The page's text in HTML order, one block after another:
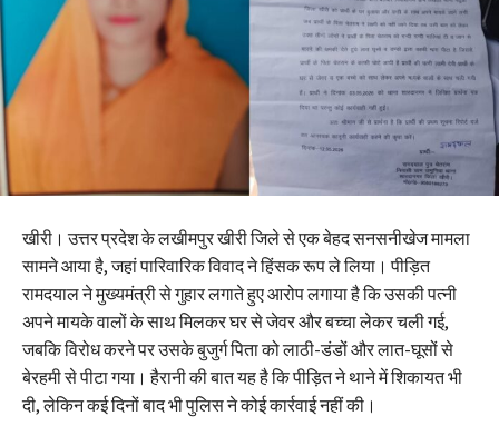
खीरी। उत्तर प्रदेश के लखीमपुर खीरी जिले से एक बेहद सनसनीखेज मामला
सामने आया है, जहां पारिवारिक विवाद ने हिंसक रूप ले लिया। पीड़ित
रामदयाल ने मुख्यमंत्री से गुहार लगाते हुए आरोप लगाया है कि उसकी पत्नी
अपने मायके वालों के साथ मिलकर घर से जेवर और बच्चा लेकर चली गई,
जबकि विरोध करने पर उसके बुजुर्ग पिता को लाठी-डंडों और लात-घूसों से
बेरहमी से पीटा गया। हैरानी की बात यह है कि पीड़ित ने थाने में शिकायत भी
दी, लेकिन कई दिनों बाद भी पुलिस ने कोई कार्रवाई नहीं की।